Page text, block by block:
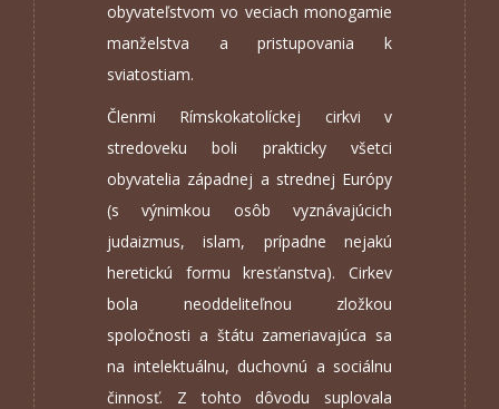
obyvateľstvom vo veciach monogamie
manželstva a pristupovania k
sviatostiam.
Členmi Rímskokatolíckej cirkvi v
stredoveku boli prakticky všetci
obyvatelia západnej a strednej Európy
(s výnimkou osôb vyznávajúcich
judaizmus, islam, prípadne nejakú
heretickú formu kresťanstva). Cirkev
bola neoddeliteľnou zložkou
spoločnosti a štátu zameriavajúca sa
na intelektuálnu, duchovnú a sociálnu
činnosť. Z tohto dôvodu suplovala